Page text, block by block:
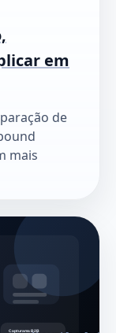
em
de
mais